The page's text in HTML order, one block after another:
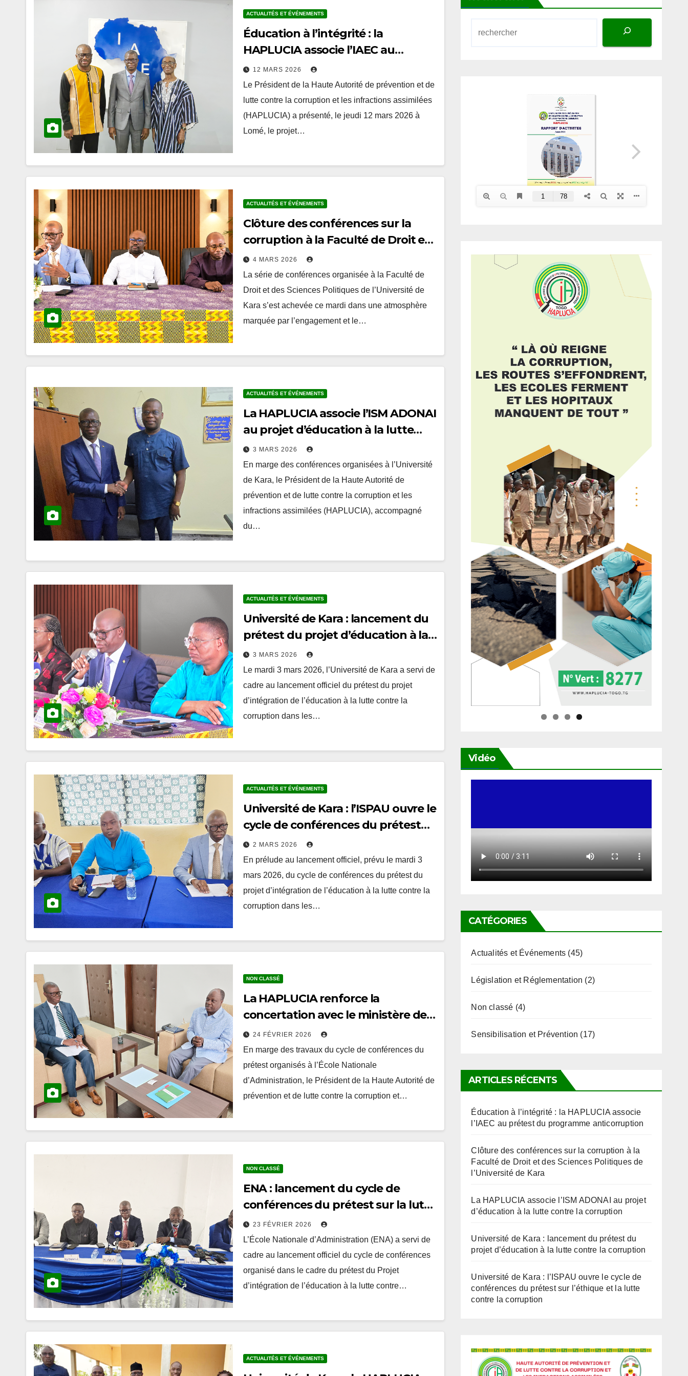
ACTUALITÉS ET ÉVÉNEMENTS
Éducation à l’intégrité : la
HAPLUCIA associe l’IAEC au
prétest du programme
anticorruption
12 MARS 2026
Le Président de la Haute Autorité de prévention et de
lutte contre la corruption et les infractions assimilées
(HAPLUCIA) a présenté, le jeudi 12 mars 2026 à
Lomé, le projet…
ACTUALITÉS ET ÉVÉNEMENTS
Clôture des conférences sur la
corruption à la Faculté de Droit et
des Sciences Politiques de
l’Université de Kara
4 MARS 2026
La série de conférences organisée à la Faculté de
Droit et des Sciences Politiques de l’Université de
Kara s’est achevée ce mardi dans une atmosphère
marquée par l’engagement et le…
ACTUALITÉS ET ÉVÉNEMENTS
La HAPLUCIA associe l’ISM ADONAI
au projet d’éducation à la lutte
contre la corruption
3 MARS 2026
En marge des conférences organisées à l’Université
de Kara, le Président de la Haute Autorité de
prévention et de lutte contre la corruption et les
infractions assimilées (HAPLUCIA), accompagné
du…
ACTUALITÉS ET ÉVÉNEMENTS
Université de Kara : lancement du
prétest du projet d’éducation à la
lutte contre la corruption
3 MARS 2026
Le mardi 3 mars 2026, l’Université de Kara a servi de
cadre au lancement officiel du prétest du projet
d’intégration de l’éducation à la lutte contre la
corruption dans les…
ACTUALITÉS ET ÉVÉNEMENTS
Université de Kara : l’ISPAU ouvre le
cycle de conférences du prétest
sur l’éthique et la lutte contre la
corruption
2 MARS 2026
En prélude au lancement officiel, prévu le mardi 3
mars 2026, du cycle de conférences du prétest du
projet d’intégration de l’éducation à la lutte contre la
corruption dans les…
NON CLASSÉ
La HAPLUCIA renforce la
concertation avec le ministère de
l’Enseignement supérieur autour
du projet d’éducation à l’intégrité
24 FÉVRIER 2026
En marge des travaux du cycle de conférences du
prétest organisés à l’École Nationale
d’Administration, le Président de la Haute Autorité de
prévention et de lutte contre la corruption et…
NON CLASSÉ
ENA : lancement du cycle de
conférences du prétest sur la lutte
contre la corruption et la
promotion de l’intégrité
23 FÉVRIER 2026
L’École Nationale d’Administration (ENA) a servi de
cadre au lancement officiel du cycle de conférences
organisé dans le cadre du prétest du Projet
d’intégration de l’éducation à la lutte contre…
ACTUALITÉS ET ÉVÉNEMENTS
Vidéo
CATÉGORIES
Actualités et Événements (45)
Législation et Réglementation (2)
Non classé (4)
Sensibilisation et Prévention (17)
ARTICLES RÉCENTS
Éducation à l’intégrité : la HAPLUCIA associe
l’IAEC au prétest du programme anticorruption
Clôture des conférences sur la corruption à la
Faculté de Droit et des Sciences Politiques de
l’Université de Kara
La HAPLUCIA associe l’ISM ADONAI au projet
d’éducation à la lutte contre la corruption
Université de Kara : lancement du prétest du
projet d’éducation à la lutte contre la corruption
Université de Kara : l’ISPAU ouvre le cycle de
conférences du prétest sur l’éthique et la lutte
contre la corruption